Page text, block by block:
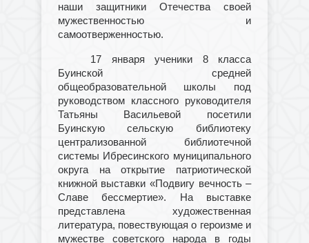
наши защитники Отечества своей
мужественностью и
самоотверженностью.
17 января ученики 8 класса
Буинской средней
общеобразовательной школы под
руководством классного руководителя
Татьяны Васильевой посетили
Буинскую сельскую библиотеку
централизованной библиотечной
системы Ибресинского муниципального
округа на открытие патриотической
книжной выставки «Подвигу вечность –
Славе бессмертие». На выставке
представлена художественная
литература, повествующая о героизме и
мужестве советского народа в годы